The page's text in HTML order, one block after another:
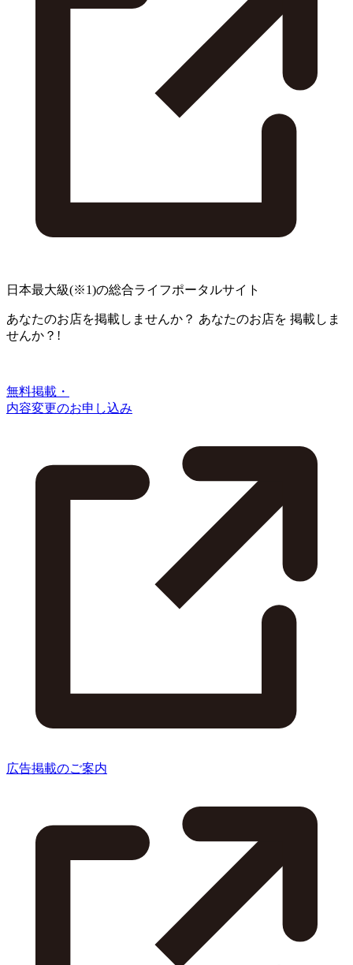
日本最大級(※1)の総合ライフポータルサイト
あなたのお店を掲載しませんか？ あなたのお店を 掲載しま
せんか？!
無料掲載・
内容変更のお申し込み
広告掲載のご案内